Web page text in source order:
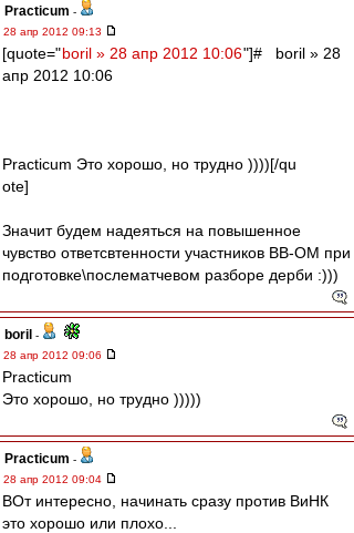
Practicum -
28 апр 2012 09:13
[quote="boril » 28 апр 2012 10:06"]# boril » 28
апр 2012 10:06
Practicum Это хорошо, но трудно ))))[/qu
ote]
Значит будем надеяться на повышенное
чувство ответсвтенности участников ВВ-ОМ при
подготовке\послематчевом разборе дерби :)))
boril -
28 апр 2012 09:06
Practicum
Это хорошо, но трудно )))))
Practicum -
28 апр 2012 09:04
ВОт интересно, начинать сразу против ВиНК
это хорошо или плохо...